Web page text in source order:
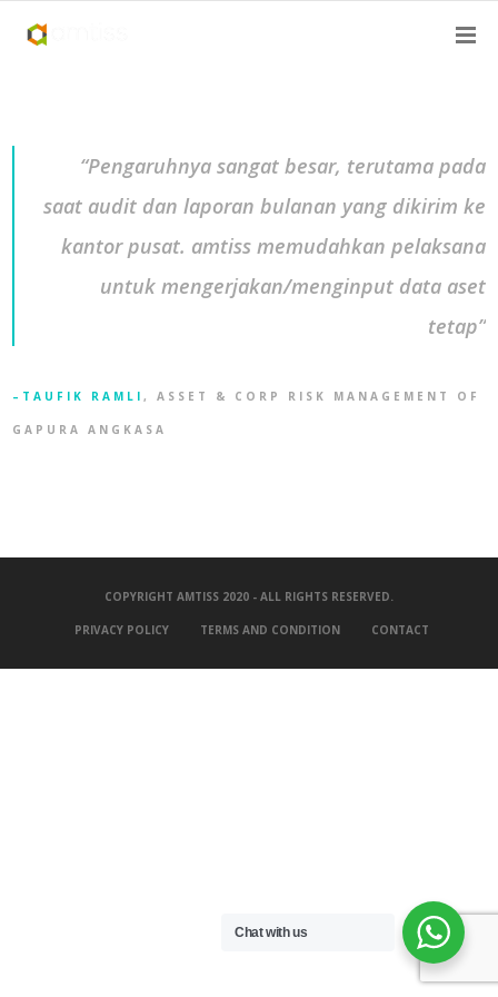
“Pengaruhnya sangat besar, terutama pada
saat audit dan laporan bulanan yang dikirim ke
kantor pusat. amtiss memudahkan pelaksana
untuk mengerjakan/menginput data aset
tetap”
TAUFIK RAMLI, ASSET & CORP RISK MANAGEMENT OF
GAPURA ANGKASA
COPYRIGHT AMTISS 2020 - ALL RIGHTS RESERVED.
PRIVACY POLICY TERMS AND CONDITION CONTACT
Chat with us